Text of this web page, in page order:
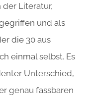
der Literatur,
und als
die 30 aus
einmal selbst. Es
Unterschied,
genau fassbaren